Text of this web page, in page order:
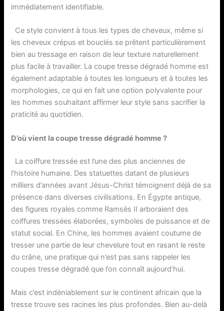
immédiatement identifiable.
Ce style convient à tous les types de cheveux, même si
les cheveux crépus et bouclés se prêtent particulièrement
bien au tressage en raison de leur texture naturellement
plus facile à travailler. La coupe tresse dégradé homme est
également adaptable à toutes les longueurs et à toutes les
morphologies, ce qui en fait une option polyvalente pour
les hommes souhaitant affirmer leur style sans sacrifier la
praticité au quotidien.
D’où vient la coupe tresse dégradé homme ?
La coiffure tressée est l’une des plus anciennes de
l’histoire humaine. Des statuettes datant de plusieurs
milliers d’années avant Jésus-Christ témoignent déjà de sa
présence dans diverses civilisations. En Égypte antique,
des figures royales comme Ramsès II arboraient des
coiffures tressées élaborées, symboles de puissance et de
statut social. En Chine, les hommes avaient coutume de
tresser une partie de leur chevelure tout en rasant le reste
du crâne, une pratique qui n’est pas sans rappeler les
coupes tresse dégradé que l’on connaît aujourd’hui.
Mais c’est indéniablement sur le continent africain que la
tresse trouve ses racines les plus profondes. Bien au-delà